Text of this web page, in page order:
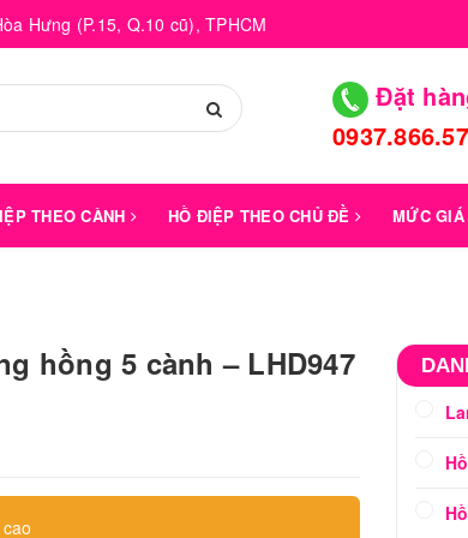
Hưng (P.15, Q.10 cũ), TPHCM
Đặt
THEO CÀNH HỒ ĐIỆP THEO CHỦ ĐỀ MỨC GIÁ
hồng 5 cành – LHD947